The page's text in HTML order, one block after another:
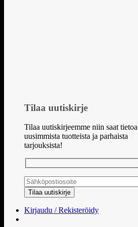
Tilaa uutiskirje
Tilaa uutiskirjeemme niin saat tietoa
uusimmista tuotteista ja parhaista
tarjouksista!
Kirjaudu / Rekisteröidy